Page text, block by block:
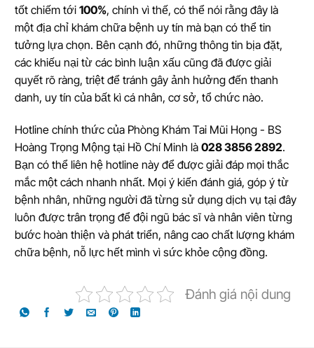
tốt chiếm tới 100%, chính vì thế, có thể nói rằng đây là
một địa chỉ khám chữa bệnh uy tín mà bạn có thể tin
tưởng lựa chọn. Bên cạnh đó, những thông tin bịa đặt,
các khiếu nại từ các bình luận xấu cũng đã được giải
quyết rõ ràng, triệt để tránh gây ảnh hưởng đến thanh
danh, uy tín của bất kì cá nhân, cơ sở, tổ chức nào.
Hotline chính thức của Phòng Khám Tai Mũi Họng - BS
Hoàng Trọng Mộng tại Hồ Chí Minh là 028 3856 2892.
Bạn có thể liên hệ hotline này để được giải đáp mọi thắc
mắc một cách nhanh nhất. Mọi ý kiến đánh giá, góp ý từ
bệnh nhân, những người đã từng sử dụng dịch vụ tại đây
luôn được trân trọng để đội ngũ bác sĩ và nhân viên từng
bước hoàn thiện và phát triển, nâng cao chất lượng khám
chữa bệnh, nỗ lực hết mình vì sức khỏe cộng đồng.
Đánh giá nội dung